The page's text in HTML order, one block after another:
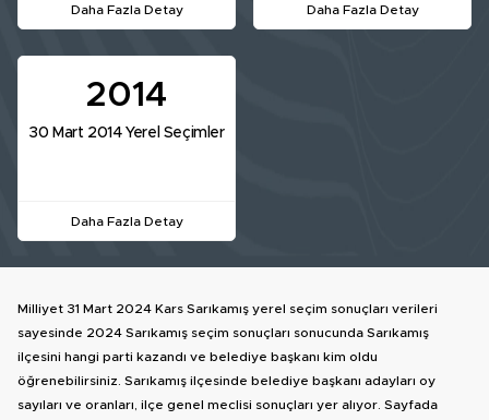
Daha Fazla Detay Daha Fazla Detay
2014
30 Mart 2014 Yerel Seçimler
Daha Fazla Detay
Milliyet 31 Mart 2024 Kars Sarıkamış yerel seçim sonuçları verileri
sayesinde 2024 Sarıkamış seçim sonuçları sonucunda Sarıkamış
ilçesini hangi parti kazandı ve belediye başkanı kim oldu
öğrenebilirsiniz. Sarıkamış ilçesinde belediye başkanı adayları oy
sayıları ve oranları, ilçe genel meclisi sonuçları yer alıyor. Sayfada